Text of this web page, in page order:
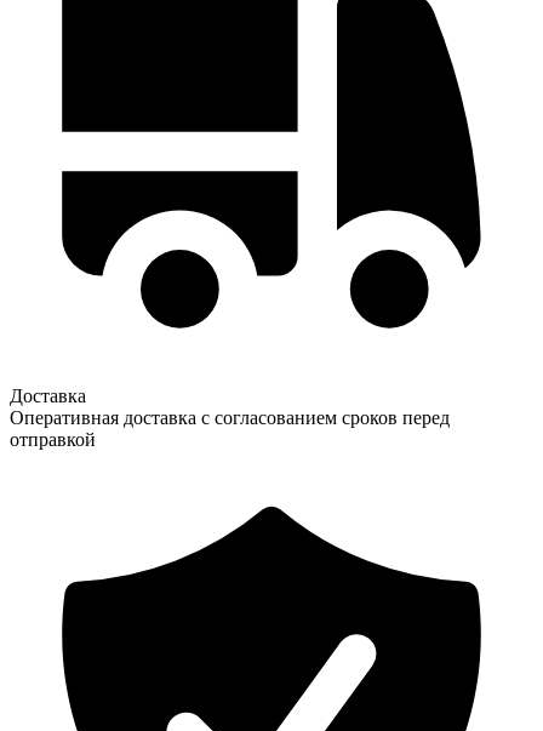
Доставка
Оперативная доставка с согласованием сроков перед
отправкой